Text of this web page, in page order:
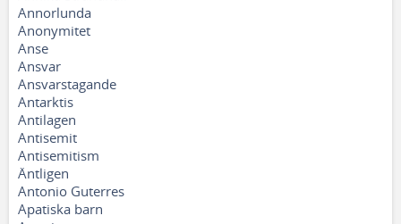
Annorlunda
Anonymitet
Anse
Ansvar
Ansvarstagande
Antarktis
Antilagen
Antisemit
Antisemitism
Äntligen
Antonio Guterres
Apatiska barn